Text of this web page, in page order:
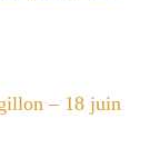
– 18 juin